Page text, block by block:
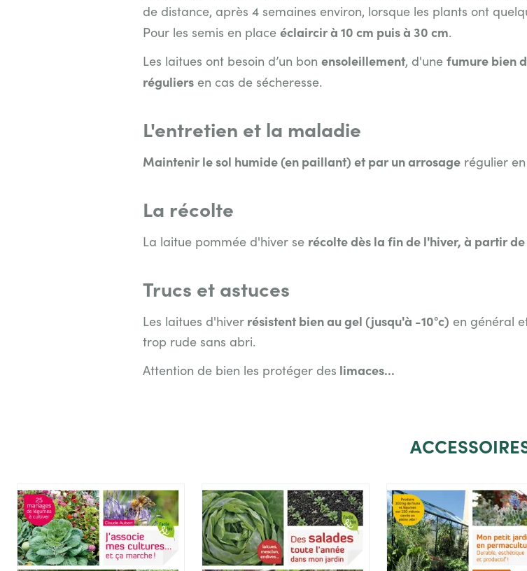
de distance, après 4 semaines environ, lorsque les plants ont
Pour les semis en place éclaircir à 10 cm puis à 30 cm.
Les laitues ont besoin d’un bon ensoleillement, d'une fumure bien
réguliers en cas de sécheresse.
L'entretien et la maladie
Maintenir le sol humide (en paillant) et par un arrosage régulier
La récolte
La laitue pommée d'hiver se récolte dès la fin de l'hiver, à partir
Trucs et astuces
Les laitues d'hiver résistent bien au gel (jusqu'à -10°c) en général
trop rude sans abri.
Attention de bien les protéger des limaces...